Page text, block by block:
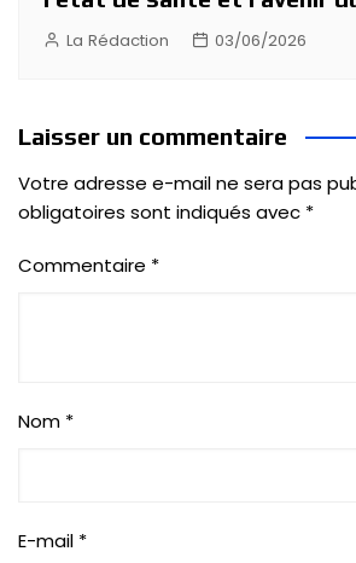
La Rédaction 03/06/2026
Laisser un commentaire
Votre adresse e-mail ne sera pas
obligatoires sont indiqués avec *
Commentaire *
Nom *
E-mail *